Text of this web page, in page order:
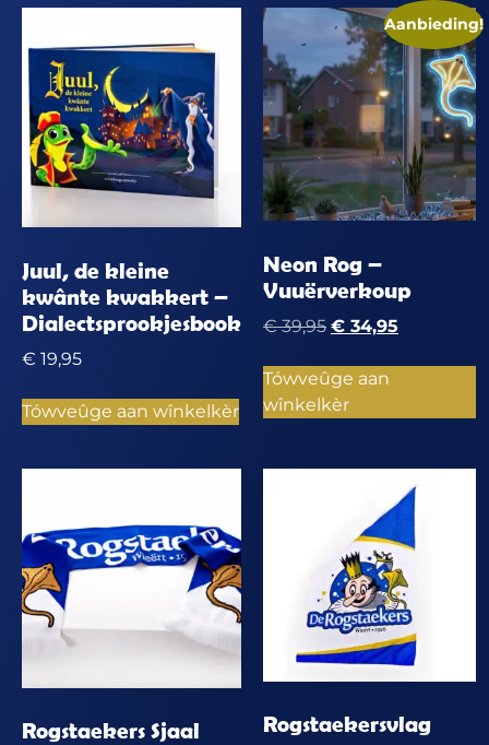
Juul, de kleine
kwânte kwakkert –
Dialectsprookjesbook
€ 19,95
Tówveûge aan wînkelkèr
Aanbieding!
Neon Rog –
Vuuërverkoup
€39,95 € 34,95
Tówveûge aan
wînkelkèr
Rogstaekers Sjaal Rogstaekersvlag